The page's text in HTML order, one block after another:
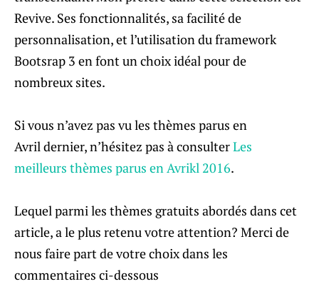
Revive. Ses fonctionnalités, sa facilité de
personnalisation, et l’utilisation du framework
Bootsrap 3 en font un choix idéal pour de
nombreux sites.
Si vous n’avez pas vu les thèmes parus en
Avril dernier, n’hésitez pas à consulterLes
meilleurs thèmes parus en Avrikl 2016.
Lequel parmi les thèmes gratuits abordés dans cet
article, a le plus retenu votre attention? Merci de
nous faire part de votre choix dans les
commentaires ci-dessous